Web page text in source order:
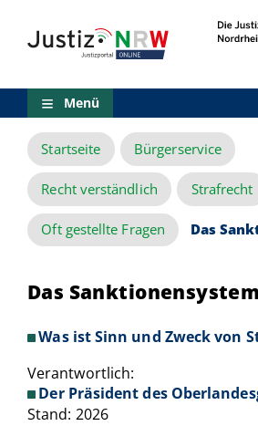
Inhalt
(Sprungmarken)
Menü
Zur
Suche
Zur
NRW-
Entscheidungssuche
Zur
Hauptnavigation
Zum
Zu
Links
einzelnen
Seiten
Menü
Startseite Bürgerservice
Recht verständlich Strafrecht
Oft gestellte Fragen Das
Das Sanktionensystem
Was ist Sinn und Zweck von
Verantwortlich:
Der Präsident des
Stand: 2026